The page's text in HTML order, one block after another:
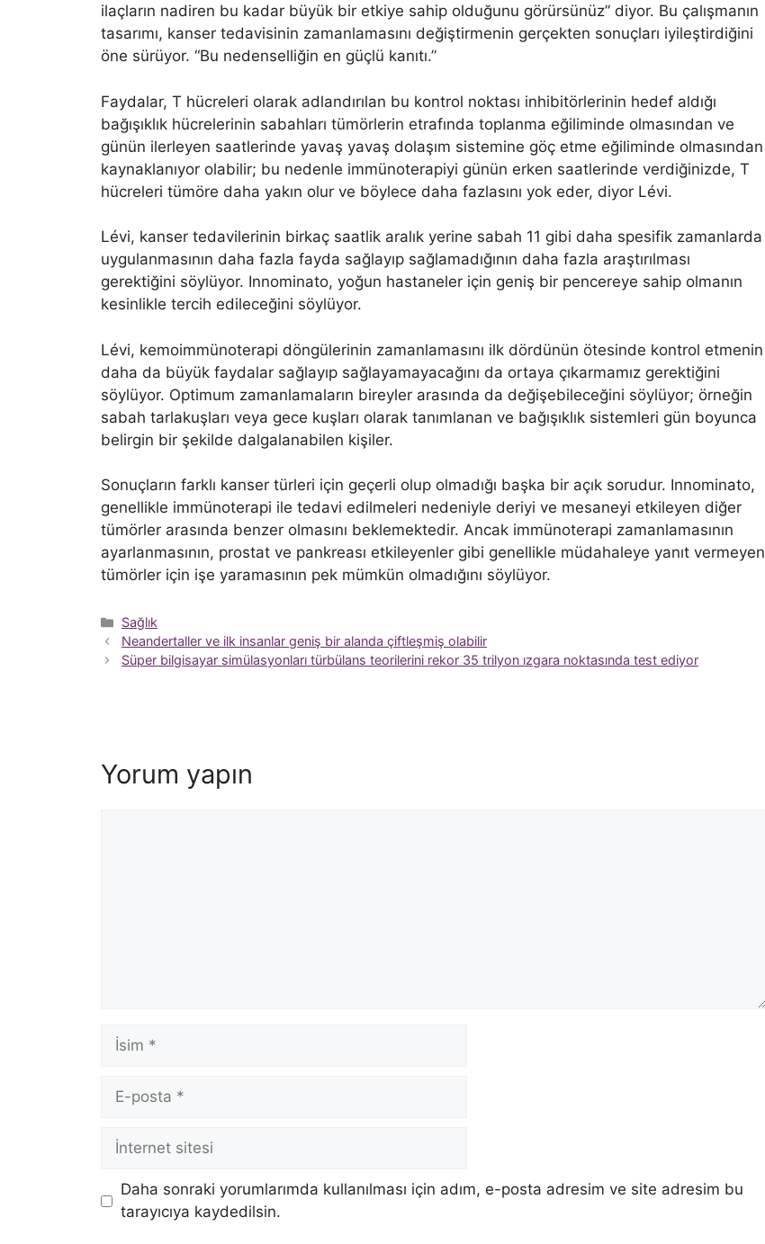
ilaçların nadiren bu kadar büyük bir etkiye sahip olduğunu görürsünüz” diyor. Bu çalışmanın
tasarımı, kanser tedavisinin zamanlamasını değiştirmenin gerçekten sonuçları iyileştirdiğini
öne sürüyor. “Bu nedenselliğin en güçlü kanıtı.”
Faydalar, T hücreleri olarak adlandırılan bu kontrol noktası inhibitörlerinin hedef aldığı
bağışıklık hücrelerinin sabahları tümörlerin etrafında toplanma eğiliminde olmasından ve
günün ilerleyen saatlerinde yavaş yavaş dolaşım sistemine göç etme eğiliminde olmasından
kaynaklanıyor olabilir; bu nedenle immünoterapiyi günün erken saatlerinde verdiğinizde, T
hücreleri tümöre daha yakın olur ve böylece daha fazlasını yok eder, diyor Lévi.
Lévi, kanser tedavilerinin birkaç saatlik aralık yerine sabah 11 gibi daha spesifik zamanlarda
uygulanmasının daha fazla fayda sağlayıp sağlamadığının daha fazla araştırılması
gerektiğini söylüyor. Innominato, yoğun hastaneler için geniş bir pencereye sahip olmanın
kesinlikle tercih edileceğini söylüyor.
Lévi, kemoimmünoterapi döngülerinin zamanlamasını ilk dördünün ötesinde kontrol etmenin
daha da büyük faydalar sağlayıp sağlayamayacağını da ortaya çıkarmamız gerektiğini
söylüyor. Optimum zamanlamaların bireyler arasında da değişebileceğini söylüyor; örneğin
sabah tarlakuşları veya gece kuşları olarak tanımlanan ve bağışıklık sistemleri gün boyunca
belirgin bir şekilde dalgalanabilen kişiler.
Sonuçların farklı kanser türleri için geçerli olup olmadığı başka bir açık sorudur. Innominato,
genellikle immünoterapi ile tedavi edilmeleri nedeniyle deriyi ve mesaneyi etkileyen diğer
tümörler arasında benzer olmasını beklemektedir. Ancak immünoterapi zamanlamasının
ayarlanmasının, prostat ve pankreası etkileyenler gibi genellikle müdahaleye yanıt vermeyen
tümörler için işe yaramasının pek mümkün olmadığını söylüyor.
Kategoriler
Sağlık
Neandertaller ve ilk insanlar geniş bir alanda çiftleşmiş olabilir
Süper bilgisayar simülasyonları türbülans teorilerini rekor 35 trilyon ızgara noktasında test ediyor
Yorum yapın
İsim
posta
İnternet
Daha sonraki yorumlarımda kullanılması için adım, e-posta adresim ve site adresim bu
tarayıcıya kaydedilsin.